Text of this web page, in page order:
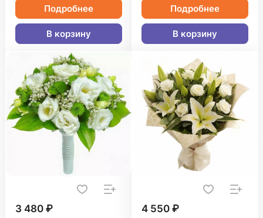
Подробнее
В корзину
Подробнее
В корзину
3 480 ₽ 4 550 ₽